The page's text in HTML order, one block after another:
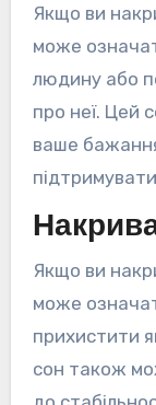
Якщо ви
може
людину або
про неї. Цей
ваше
Якщо ви
може
прихистити
сон також